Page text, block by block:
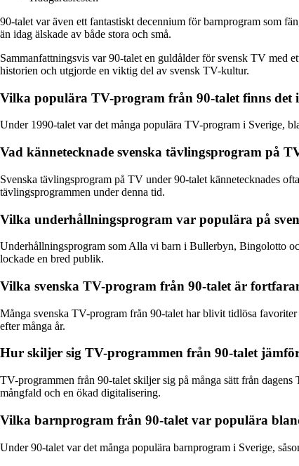
90-talet var även ett fantastiskt decennium för barnprogram som
än idag älskade av både stora och små.
Sammanfattningsvis var 90-talet en guldålder för svensk TV med
historien och utgjorde en viktig del av svensk TV-kultur.
Vilka populära TV-program från 90-talet finns det i
Under 1990-talet var det många populära TV-program i Sverige,
Vad kännetecknade svenska tävlingsprogram på
Svenska tävlingsprogram på TV under 90-talet kännetecknades
tävlingsprogrammen under denna tid.
Vilka underhållningsprogram var populära på
Underhållningsprogram som Alla vi barn i Bullerbyn, Bingolotto
lockade en bred publik.
Vilka svenska TV-program från 90-talet är
Många svenska TV-program från 90-talet har blivit tidlösa
efter många år.
Hur skiljer sig TV-programmen från 90-talet
TV-programmen från 90-talet skiljer sig på många sätt från
mångfald och en ökad digitalisering.
Vilka barnprogram från 90-talet var populära
Under 90-talet var det många populära barnprogram i Sverige,